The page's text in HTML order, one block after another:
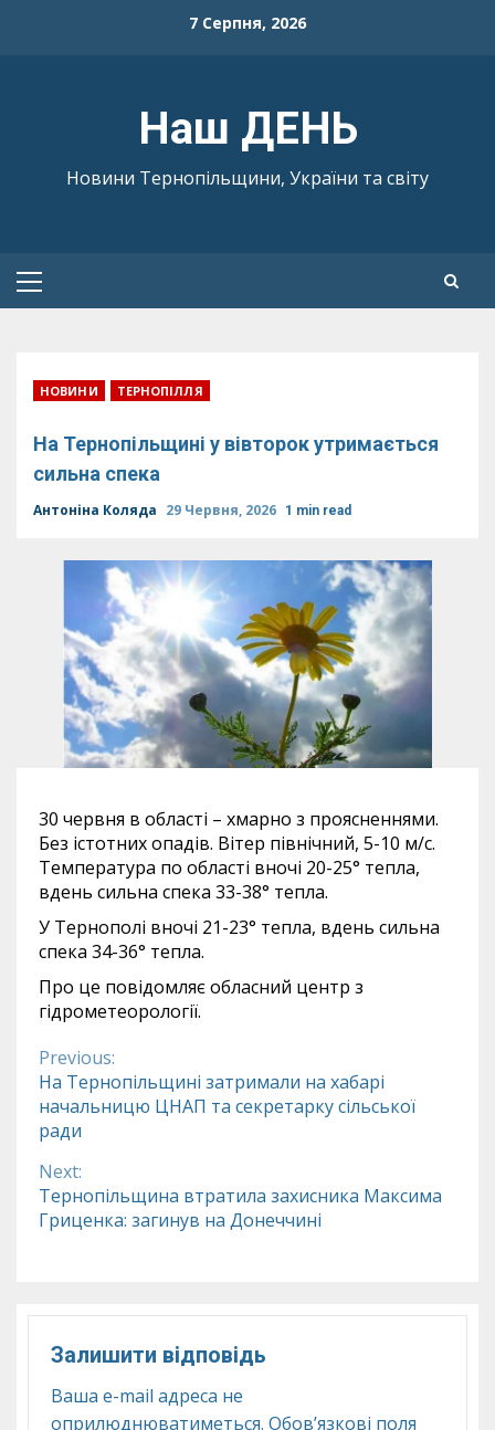
7 Серпня, 2026
Наш ДЕНЬ
Новини Тернопільщини, України та світу
Primary
НОВИНИ ТЕРНОПІЛЛЯ
На Тернопільщині у вівторок утримається
сильна спека
Антоніна Коляда 29 Червня, 2026 1 min read
30 червня в області – хмарно з проясненнями.
Без істотних опадів. Вітер північний, 5-10 м/с.
Температура по області вночі 20-25° тепла,
вдень сильна спека 33-38° тепла.
У Тернополі вночі 21-23° тепла, вдень сильна
спека 34-36° тепла.
Про це повідомляє обласний центр з
гідрометеорології.
Continue
Reading
Previous:
На Тернопільщині затримали на хабарі
начальницю ЦНАП та секретарку сільської
ради
Next:
Тернопільщина втратила захисника Максима
Гриценка: загинув на Донеччині
Залишити відповідь
Ваша e-mail адреса не
оприлюднюватиметься. Обов’язкові поля